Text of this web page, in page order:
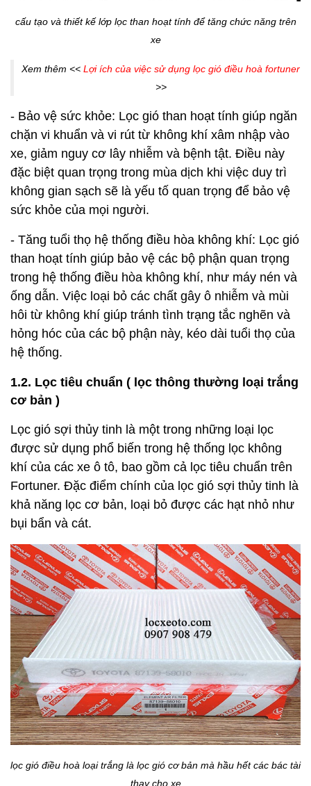
cấu tạo và thiết kế lớp lọc than hoạt tính để tăng chức năng trên
xe
Xem thêm << Lợi ích của việc sử dụng lọc gió điều hoà fortuner
>>
- Bảo vệ sức khỏe: Lọc gió than hoạt tính giúp ngăn
chặn vi khuẩn và vi rút từ không khí xâm nhập vào
xe, giảm nguy cơ lây nhiễm và bệnh tật. Điều này
đặc biệt quan trọng trong mùa dịch khi việc duy trì
không gian sạch sẽ là yếu tố quan trọng để bảo vệ
sức khỏe của mọi người.
- Tăng tuổi thọ hệ thống điều hòa không khí: Lọc gió
than hoạt tính giúp bảo vệ các bộ phận quan trọng
trong hệ thống điều hòa không khí, như máy nén và
ống dẫn. Việc loại bỏ các chất gây ô nhiễm và mùi
hôi từ không khí giúp tránh tình trạng tắc nghẽn và
hỏng hóc của các bộ phận này, kéo dài tuổi thọ của
hệ thống.
1.2. Lọc tiêu chuẩn ( lọc thông thường loại trắng
cơ bản )
Lọc gió sợi thủy tinh là một trong những loại lọc
được sử dụng phổ biến trong hệ thống lọc không
khí của các xe ô tô, bao gồm cả lọc tiêu chuẩn trên
Fortuner. Đặc điểm chính của lọc gió sợi thủy tinh là
khả năng lọc cơ bản, loại bỏ được các hạt nhỏ như
bụi bẩn và cát.
lọc gió điều hoà loại trắng là lọc gió cơ bản mà hầu hết các bác tài
thay cho xe